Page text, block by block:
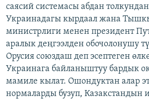
саясий системасы абдан
Украинадагы кырдаал жана
министрлиги менен президент
аралык деңгээлден обочолонушу
Орусия союздаш деп эсептеген
Украинага байланыштуу бардык
мамиле кылат. Ошондуктан алар
нормаларды бузуп, Казакстандын